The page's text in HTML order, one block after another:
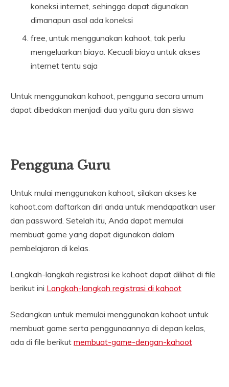
koneksi internet, sehingga dapat digunakan
dimanapun asal ada koneksi
free, untuk menggunakan kahoot, tak perlu
mengeluarkan biaya. Kecuali biaya untuk akses
internet tentu saja
Untuk menggunakan kahoot, pengguna secara umum
dapat dibedakan menjadi dua yaitu guru dan siswa
Pengguna Guru
Untuk mulai menggunakan kahoot, silakan akses ke
kahoot.com daftarkan diri anda untuk mendapatkan user
dan password. Setelah itu, Anda dapat memulai
membuat game yang dapat digunakan dalam
pembelajaran di kelas.
Langkah-langkah registrasi ke kahoot dapat dilihat di file
berikut ini Langkah-langkah registrasi di kahoot
Sedangkan untuk memulai menggunakan kahoot untuk
membuat game serta penggunaannya di depan kelas,
ada di file berikut membuat-game-dengan-kahoot